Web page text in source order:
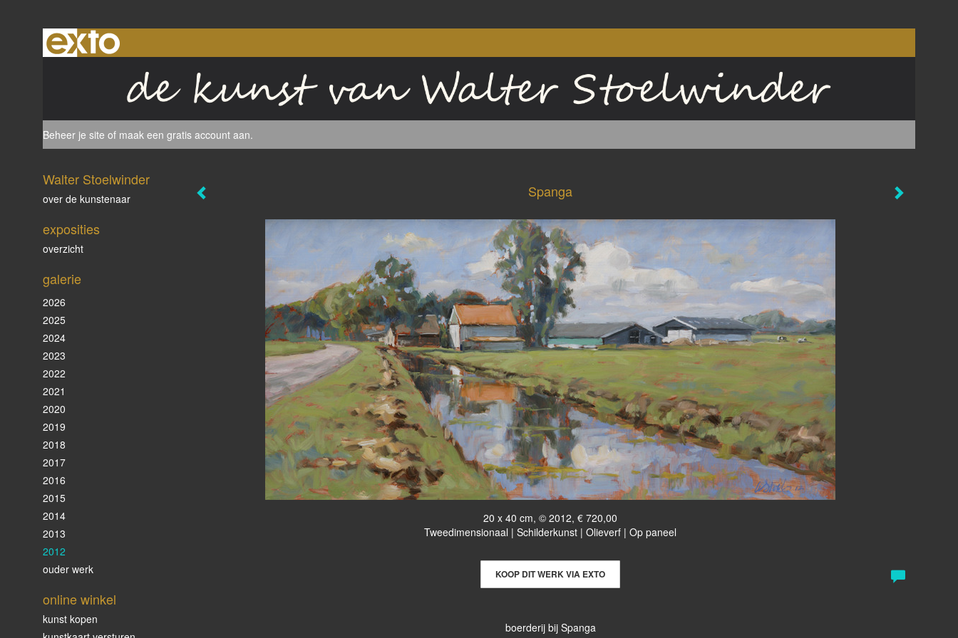
Beheer je site of maak een gratis account aan.
Spanga
20 x 40 cm, © 2012, € 720,00
Tweedimensionaal | Schilderkunst | Olieverf | Op paneel
KOOP DIT WERK VIA EXTO
boerderij bij Spanga
Walter Stoelwinder
over de kunstenaar
exposities
overzicht
galerie
2026
2025
2024
2023
2022
2021
2020
2019
2018
2017
2016
2015
2014
2013
2012
ouder werk
online winkel
kunst kopen